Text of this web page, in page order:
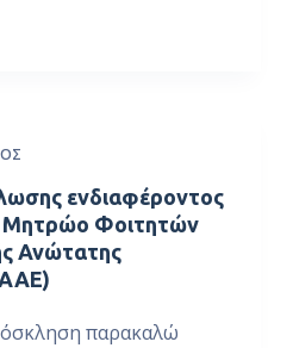
ενδιαφέροντος
Μητρώο Φοιτητών
Ανώτατης
παρακαλώ